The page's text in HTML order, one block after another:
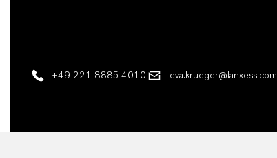
+49 221 8885-4010 eva.krueger@lanxess.com